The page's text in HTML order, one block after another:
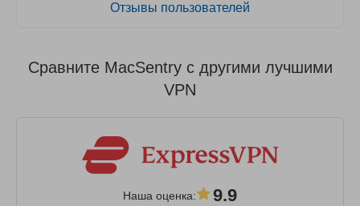
Отзывы пользователей
Сравните MacSentry с другими лучшими
VPN
Наша оценка: 9.9